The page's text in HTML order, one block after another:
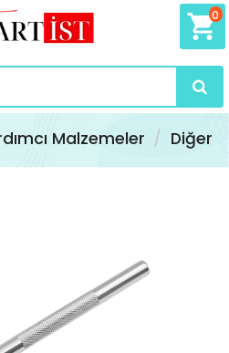
shopping_cart
0
Malzemeler Diğer